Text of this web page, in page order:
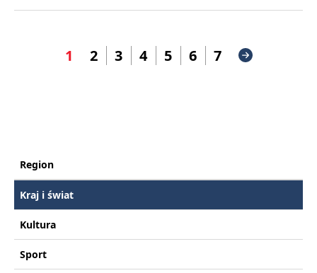
1 2 3 4 5 6 7
Region
Kraj i świat
Kultura
Sport